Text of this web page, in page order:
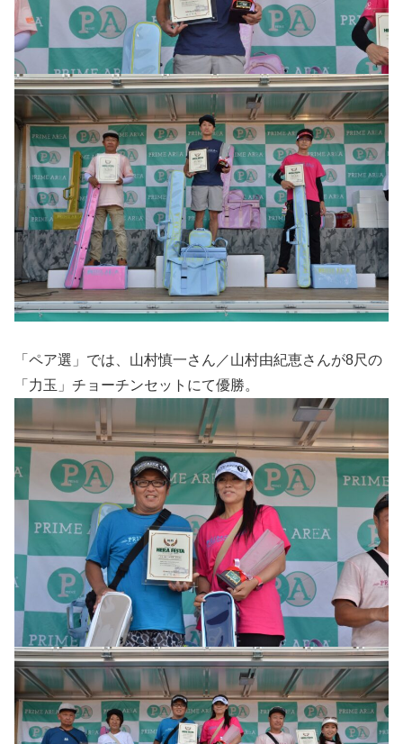
「ペア選」では、山村慎一さん／山村由紀恵さんが8尺の
「力玉」チョーチンセットにて優勝。